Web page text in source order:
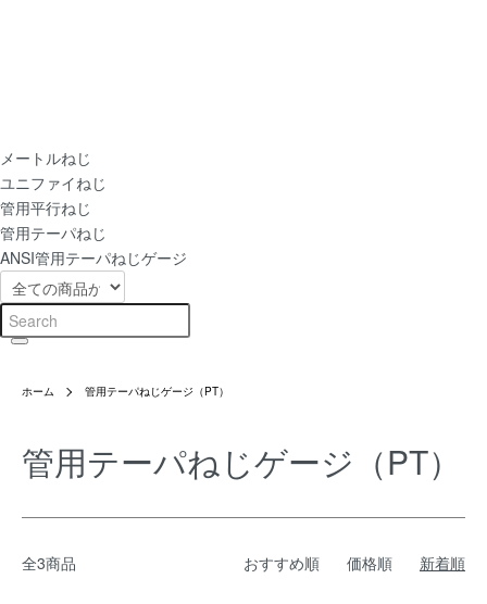
メートルねじ
ユニファイねじ
管用平行ねじ
管用テーパねじ
ANSI管用テーパねじゲージ
ホーム 管用テーパねじゲージ（PT）
管用テーパねじゲージ（PT）
全3商品 おすすめ順 価格順 新着順